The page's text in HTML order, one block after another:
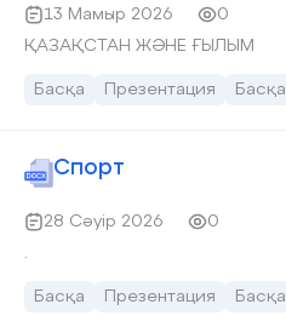
13 Мамыр 2026
0
ҚАЗАҚСТАН ЖӘНЕ ҒЫЛЫМ
Басқа Презентация Басқа
Спорт
28 Сәуір 2026
0
.
Басқа Презентация Басқа